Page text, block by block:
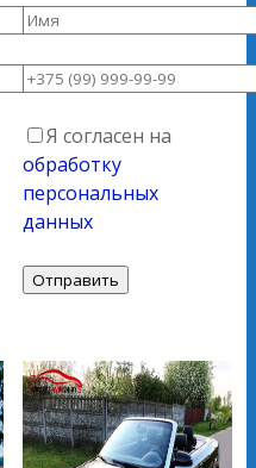
Я согласен на
обработку
персональных
данных